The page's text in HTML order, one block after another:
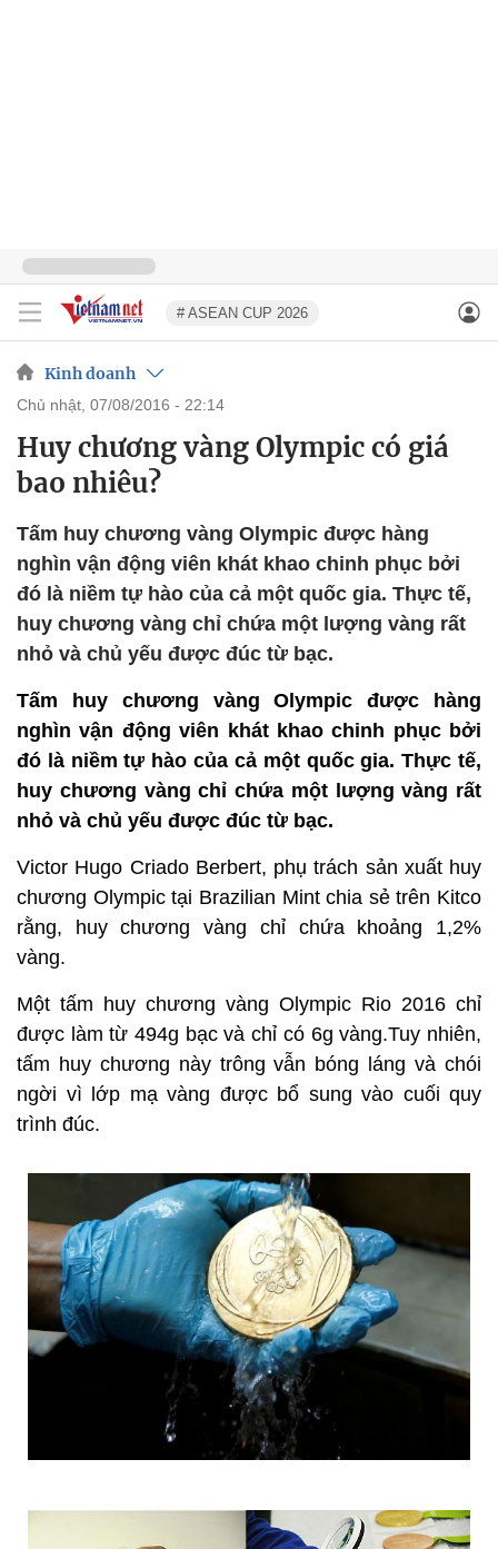
# ASEAN CUP 2026
Kinh doanh
chủ nhật, 07/08/2016 - 22:14
Huy chương vàng Olympic có giá
bao nhiêu?
Tấm huy chương vàng Olympic được hàng
nghìn vận động viên khát khao chinh phục bởi
đó là niềm tự hào của cả một quốc gia. Thực tế,
huy chương vàng chỉ chứa một lượng vàng rất
nhỏ và chủ yếu được đúc từ bạc.
Tấm huy chương vàng Olympic được hàng
nghìn vận động viên khát khao chinh phục bởi
đó là niềm tự hào của cả một quốc gia. Thực tế,
huy chương vàng chỉ chứa một lượng vàng rất
nhỏ và chủ yếu được đúc từ bạc.
Victor Hugo Criado Berbert, phụ trách sản xuất huy
chương Olympic tại Brazilian Mint chia sẻ trên Kitco
rằng, huy chương vàng chỉ chứa khoảng 1,2%
vàng.
Một tấm huy chương vàng Olympic Rio 2016 chỉ
được làm từ 494g bạc và chỉ có 6g vàng.Tuy nhiên,
tấm huy chương này trông vẫn bóng láng và chói
ngời vì lớp mạ vàng được bổ sung vào cuối quy
trình đúc.